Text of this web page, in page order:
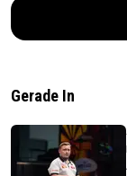
Gerade In